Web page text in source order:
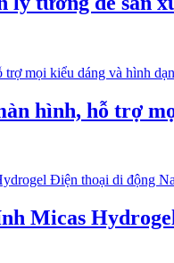
hình, hỗ trợ
Micas